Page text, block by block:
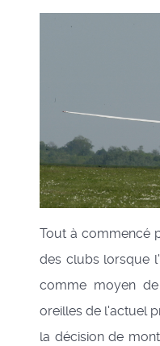
Tout à commencé
des clubs lorsque
comme moyen
oreilles de l'actuel
la décision de